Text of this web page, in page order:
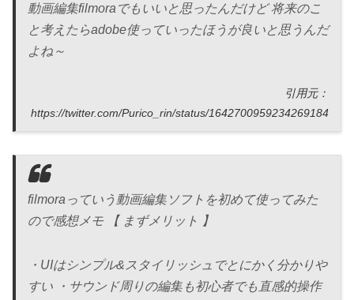
動画編集filmoraでもいいと思ったんだけど 将来のこ
と考えたらadobe使っていったほうが良いと思うんだ
よね～
引用元：
https://twitter.com/Purico_rin/status/1642700959234269184
filmoraっていう動画編集ソフトを初めて使ってみた
ので感想メモ 【 まずメリット 】
・UIはシンプル&スタイリッシュでとにかく分かりや
すい ・サウンド周りの編集も初心者でも直感的操作